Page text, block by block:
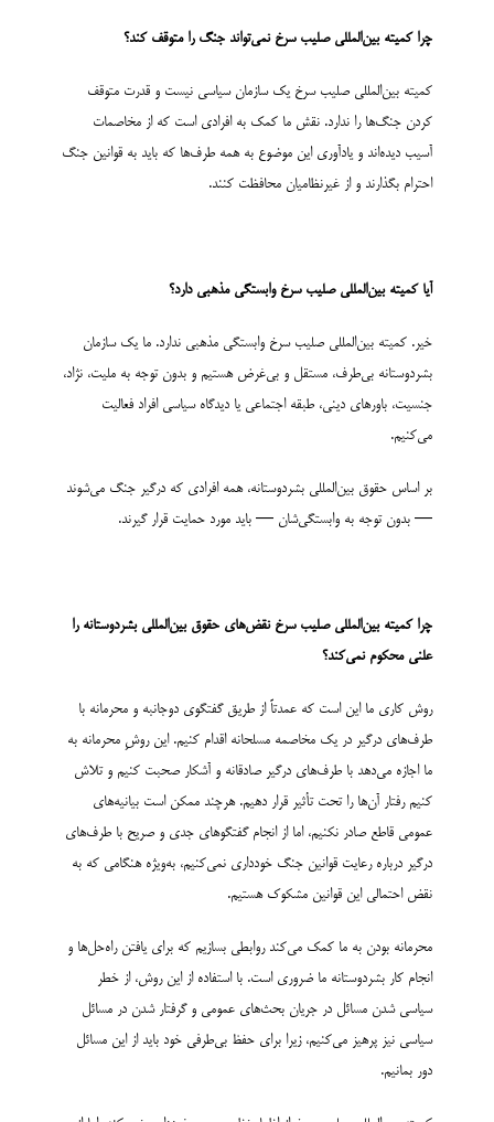
چرا کمیته بین‌­المللی صلیب سرخ نمی‌تواند جنگ را متوقف کند؟
کمیته بین‌­المللی صلیب سرخ یک سازمان سیاسی نیست و قدرت متوقف
کردن جنگ‌ها را ندارد. نقش ما کمک به افرادی است که از مخاصمات
آسیب دیده‌اند و یادآوری این موضوع به همه طرف‌ها که باید به قوانین جنگ
احترام بگذارند و از غیرنظامیان محافظت کنند.
آیا کمیته بین‌­المللی صلیب سرخ وابستگی مذهبی دارد؟
خیر. کمیته بین­‌المللی صلیب سرخ وابستگی مذهبی ندارد. ما یک سازمان
بشردوستانه بی‌طرف، مستقل و بی‌غرض هستیم و بدون توجه به ملیت، نژاد،
جنسیت، باورهای دینی، طبقه اجتماعی یا دیدگاه سیاسی افراد فعالیت
می‌کنیم.
بر اساس حقوق بین‌المللی بشردوستانه، همه افرادی که درگیر جنگ می‌شوند
— بدون توجه به وابستگی‌شان — باید مورد حمایت قرار گیرند.
چرا کمیته بین‌المللی صلیب سرخنقض‌های حقوق بین‌المللی بشردوستانه را
علنی محکوم نمی‌کند؟
روش کاری ما این است که عمدتاً از طریق گفتگوی دوجانبه و محرمانه با
طرف‌های درگیر در یک مخاصمه مسلحانه اقدام کنیم. این روشِ محرمانه به
ما اجازه می‌دهد با طرف‌های درگیر صادقانه و آشکار صحبت کنیم و تلاش
کنیم رفتار آن‌ها را تحت تأثیر قرار دهیم. هرچند ممکن است بیانیه‌های
عمومی قاطع صادر نکنیم، اما از انجام گفتگوهای جدی و صریح با طرف‌های
درگیر درباره رعایت قوانین جنگ خودداری نمی‌کنیم، به‌ویژه هنگامی که به
نقض احتمالی این قوانین مشکوک هستیم.
محرمانه بودن به ما کمک می‌کند روابطی بسازیم که برای یافتن راه‌حل‌ها و
انجام کار بشردوستانه ما ضروری است. با استفاده از این روش، از خطر
سیاسی شدن مسائل در جریان بحث‌های عمومی و گرفتار شدن در مسائل
سیاسی نیز پرهیز می‌کنیم، زیرا برای حفظ بی‌طرفی خود باید از این مسائل
دور بمانیم.